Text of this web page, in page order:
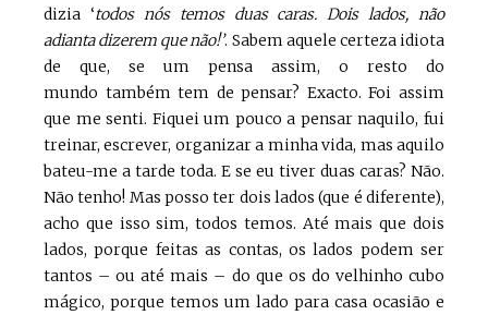
dizia ‘todos nós temos duas caras. Dois lados, não
adianta dizerem que não!’. Sabem aquele certeza idiota
de que, se um pensa assim, o resto do
mundo também tem de pensar? Exacto. Foi assim
que me senti. Fiquei um pouco a pensar naquilo, fui
treinar, escrever, organizar a minha vida, mas aquilo
bateu-me a tarde toda. E se eu tiver duas caras? Não.
Não tenho! Mas posso ter dois lados (que é diferente),
acho que isso sim, todos temos. Até mais que dois
lados, porque feitas as contas, os lados podem ser
tantos – ou até mais – do que os do velhinho cubo
mágico, porque temos um lado para casa ocasião e